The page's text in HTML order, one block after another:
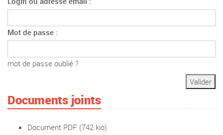
Mot de passe :
mot de passe oublié ?
Documents joints
Document PDF (742 kio)